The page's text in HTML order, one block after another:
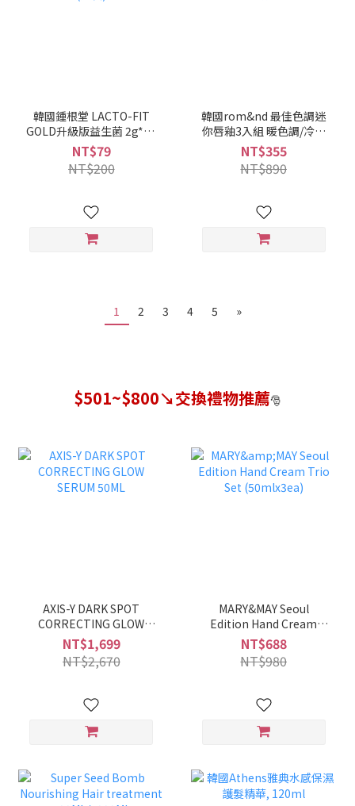
韓國鍾根堂 LACTO-FIT
GOLD升級版益生菌 2g*10
包(散裝)
NT$79
NT$200
韓國rom&nd 最佳色調迷
你唇釉3入組 暖色調/冷色
調
NT$355
NT$890
1 2 3 4 5 »
$501~$800↘交換禮物推薦🎅
AXIS-Y DARK SPOT
CORRECTING GLOW
SERUM 50ML
NT$1,699
NT$2,670
MARY&MAY Seoul
Edition Hand Cream
Trio Set (50mlx3ea)
NT$688
NT$980